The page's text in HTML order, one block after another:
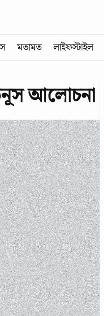
মতামত লাইফস্টাইল
আলোচনা